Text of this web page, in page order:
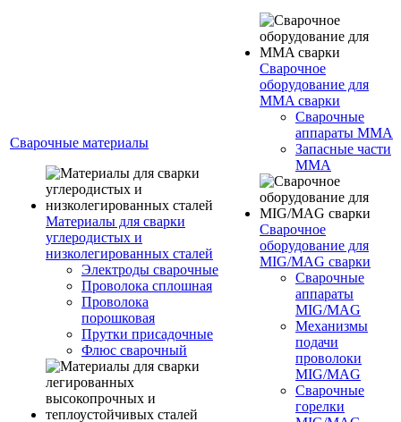
Сварочные материалы
Материалы для сварки
углеродистых и
низколегированных сталей
Электроды сварочные
Проволока сплошная
Проволока
порошковая
Прутки присадочные
Флюс сварочный
Сварочное
оборудование для
MMA сварки
Сварочные
аппараты MMA
Запасные части
MMA
Сварочное
оборудование для
MIG/MAG сварки
Сварочные
аппараты
MIG/MAG
Механизмы
подачи
проволоки
MIG/MAG
Сварочные
горелки